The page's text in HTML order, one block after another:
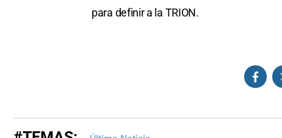
para definir a la TRION.